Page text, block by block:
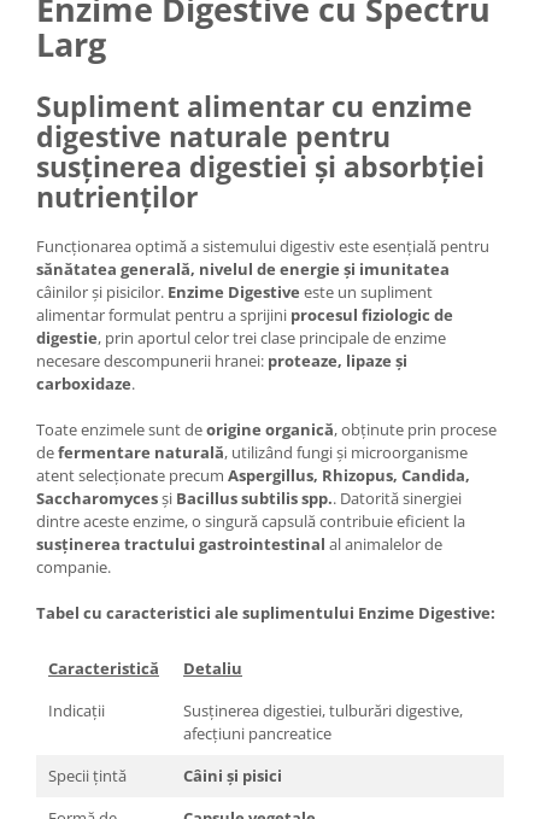
Enzime Digestive cu Spectru
Larg
Supliment alimentar cu enzime
digestive naturale pentru
susținerea digestiei și absorbției
nutrienților
Funcționarea optimă a sistemului digestiv este esențială pentru
sănătatea generală, nivelul de energie și imunitatea
câinilor și pisicilor. Enzime Digestive este un supliment
alimentar formulat pentru a sprijini procesul fiziologic de
digestie, prin aportul celor trei clase principale de enzime
necesare descompunerii hranei: proteaze, lipaze și
carboxidaze.
Toate enzimele sunt deorigine organică, obținute prin procese
defermentare naturală, utilizând fungi și microorganisme
atent selecționate precum Aspergillus, Rhizopus, Candida,
Saccharomycesși Bacillus subtilis spp.. Datorită sinergiei
dintre aceste enzime, o singură capsulă contribuie eficient la
susținerea tractului gastrointestinal al animalelor de
companie.
Tabel cu caracteristici ale suplimentului Enzime Digestive:
Caracteristică
Detaliu
Indicații
Susținerea digestiei, tulburări digestive,
afecțiuni pancreatice
Specii țintă
Câini și pisici